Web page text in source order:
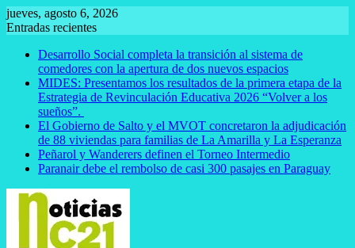
Saltar
al
jueves, agosto 6, 2026
Entradas recientes
Desarrollo Social completa la transición al sistema de
comedores con la apertura de dos nuevos espacios
MIDES: Presentamos los resultados de la primera etapa de la
Estrategia de Revinculación Educativa 2026 “Volver a los
sueños”.
El Gobierno de Salto y el MVOT concretaron la adjudicación
de 88 viviendas para familias de La Amarilla y La Esperanza
Peñarol y Wanderers definen el Torneo Intermedio
Paranair debe el rembolso de casi 300 pasajes en Paraguay